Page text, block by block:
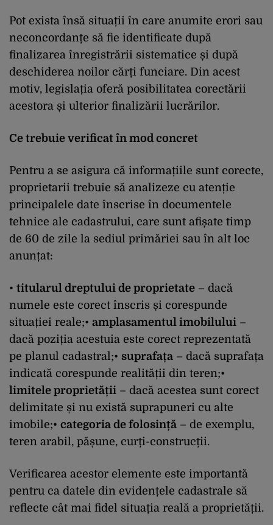
Pot exista însă situații în care anumite erori sau
neconcordanțe să fie identificate după
finalizarea înregistrării sistematice și după
deschiderea noilor cărți funciare. Din acest
motiv, legislația oferă posibilitatea corectării
acestora și ulterior finalizării lucrărilor.
Ce trebuie verificat în mod concret
Pentru a se asigura că informațiile sunt corecte,
proprietarii trebuie să analizeze cu atenție
principalele date înscrise în documentele
tehnice ale cadastrului, care sunt afișate timp
de 60 de zile la sediul primăriei sau în alt loc
anunțat:
• titularul dreptului de proprietate – dacă
numele este corect înscris și corespunde
situației reale;• amplasamentul imobilului –
dacă poziția acestuia este corect reprezentată
pe planul cadastral;• suprafața – dacă suprafața
indicată corespunde realității din teren;•
limitele proprietății – dacă acestea sunt corect
delimitate și nu există suprapuneri cu alte
imobile;• categoria de folosință – de exemplu,
teren arabil, pășune, curți-construcții.
Verificarea acestor elemente este importantă
pentru ca datele din evidențele cadastrale să
reflecte cât mai fidel situația reală a proprietății.